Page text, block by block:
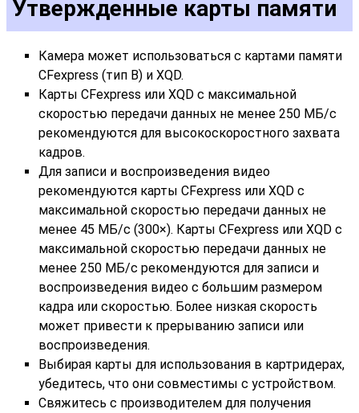
Утвержденные карты памяти
Камера может использоваться с картами памяти
CFexpress (тип B) и XQD.
Карты CFexpress или XQD с максимальной
скоростью передачи данных не менее 250 МБ/с
рекомендуются для высокоскоростного захвата
кадров.
Для записи и воспроизведения видео
рекомендуются карты CFexpress или XQD с
максимальной скоростью передачи данных не
менее 45 МБ/с (300×). Карты CFexpress или XQD с
максимальной скоростью передачи данных не
менее 250 МБ/с рекомендуются для записи и
воспроизведения видео с большим размером
кадра или скоростью. Более низкая скорость
может привести к прерыванию записи или
воспроизведения.
Выбирая карты для использования в картридерах,
убедитесь, что они совместимы с устройством.
Свяжитесь с производителем для получения